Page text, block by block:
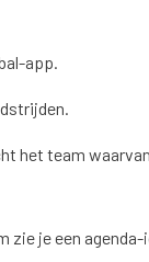
app.
het team
zie je een